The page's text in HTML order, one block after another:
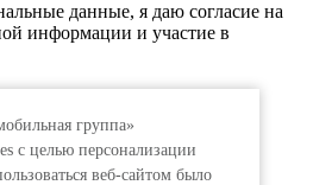
группа»
с целью персонализации
веб-сайтом было
данные, я даю согласие на
информации и участие в
109316, г. Москва,
корп.3